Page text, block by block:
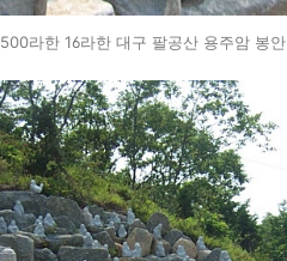
500라한 16라한 대구 팔공산 용주암 봉안